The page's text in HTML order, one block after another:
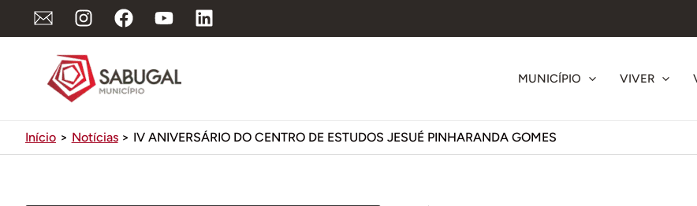
MUNICÍPIO VIVER
Início Notícias IV ANIVERSÁRIO DO CENTRO DE ESTUDOS JESUÉ PINHARANDA GOMES